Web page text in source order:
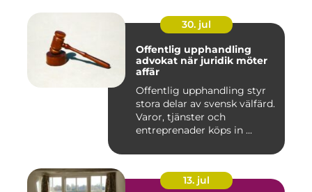
30. jul
Offentlig upphandling
advokat när juridik möter
affär
Offentlig upphandling styr
stora delar av svensk välfärd.
Varor, tjänster och
entreprenader köps in ...
13. jul